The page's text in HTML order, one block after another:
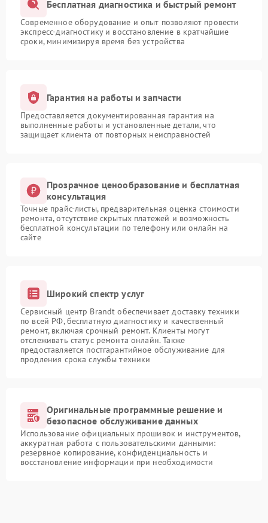
Бесплатная диагностика и быстрый ремонт
Современное оборудование и опыт позволяют провести
экспресс-диагностику и восстановление в кратчайшие
сроки, минимизируя время без устройства
Гарантия на работы и запчасти
Предоставляется документированная гарантия на
выполненные работы и установленные детали, что
защищает клиента от повторных неисправностей
Прозрачное ценообразование и бесплатная
консультация
Точные прайс-листы, предварительная оценка стоимости
ремонта, отсутствие скрытых платежей и возможность
бесплатной консультации по телефону или онлайн на
сайте
Широкий спектр услуг
Сервисный центр Brandt обеспечивает доставку техники
по всей РФ, бесплатную диагностику и качественный
ремонт, включая срочный ремонт. Клиенты могут
отслеживать статус ремонта онлайн. Также
предоставляется постгарантийное обслуживание для
продления срока службы техники
Оригинальные программные решение и
безопасное обслуживание данных
Использование официальных прошивок и инструментов,
аккуратная работа с пользовательскими данными:
резервное копирование, конфиденциальность и
восстановление информации при необходимости